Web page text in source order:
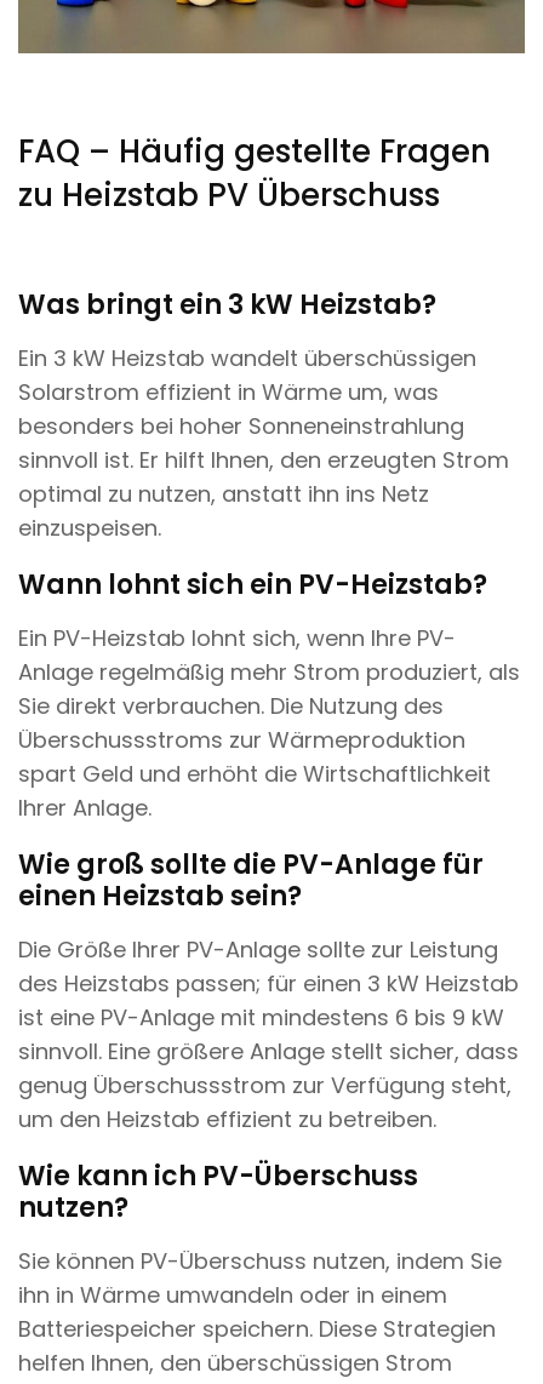
FAQ – Häufig gestellte Fragen
zu Heizstab PV Überschuss
Was bringt ein 3 kW Heizstab?
Ein 3 kW Heizstab wandelt überschüssigen
Solarstrom effizient in Wärme um, was
besonders bei hoher Sonneneinstrahlung
sinnvoll ist. Er hilft Ihnen, den erzeugten Strom
optimal zu nutzen, anstatt ihn ins Netz
einzuspeisen.
Wann lohnt sich ein PV-Heizstab?
Ein PV-Heizstab lohnt sich, wenn Ihre PV-
Anlage regelmäßig mehr Strom produziert, als
Sie direkt verbrauchen. Die Nutzung des
Überschussstroms zur Wärmeproduktion
spart Geld und erhöht die Wirtschaftlichkeit
Ihrer Anlage.
Wie groß sollte die PV-Anlage für
einen Heizstab sein?
Die Größe Ihrer PV-Anlage sollte zur Leistung
des Heizstabs passen; für einen 3 kW Heizstab
ist eine PV-Anlage mit mindestens 6 bis 9 kW
sinnvoll. Eine größere Anlage stellt sicher, dass
genug Überschussstrom zur Verfügung steht,
um den Heizstab effizient zu betreiben.
Wie kann ich PV-Überschuss
nutzen?
Sie können PV-Überschuss nutzen, indem Sie
ihn in Wärme umwandeln oder in einem
Batteriespeicher speichern. Diese Strategien
helfen Ihnen, den überschüssigen Strom